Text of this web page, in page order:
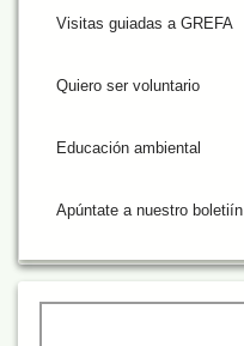
Visitas guiadas a GREFA
Quiero ser voluntario
Educación ambiental
Apúntate a nuestro boletiín